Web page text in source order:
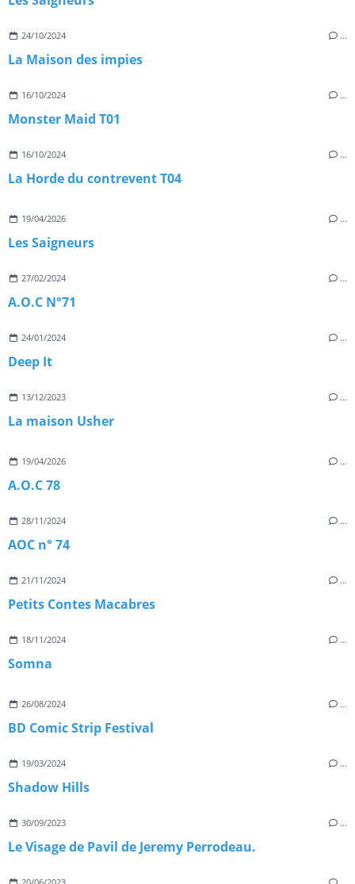
24/10/2024 …
La Maison des impies
16/10/2024 …
Monster Maid T01
16/10/2024 …
La Horde du contrevent T04
19/04/2026 …
Les Saigneurs
27/02/2024 …
A.O.C N°71
24/01/2024 …
Deep It
13/12/2023 …
La maison Usher
19/04/2026 …
A.O.C 78
28/11/2024 …
AOC n° 74
21/11/2024 …
Petits Contes Macabres
18/11/2024 …
Somna
26/08/2024 …
BD Comic Strip Festival
19/03/2024 …
Shadow Hills
30/09/2023 …
Le Visage de Pavil de Jeremy Perrodeau.